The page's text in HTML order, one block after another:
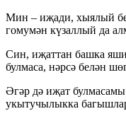
Мин – иҗади, хыялый
гомумән күзаллый да
Син, иҗаттан башка
булмаса, нәрсә белән
Әгәр дә иҗат
укытучылыкка